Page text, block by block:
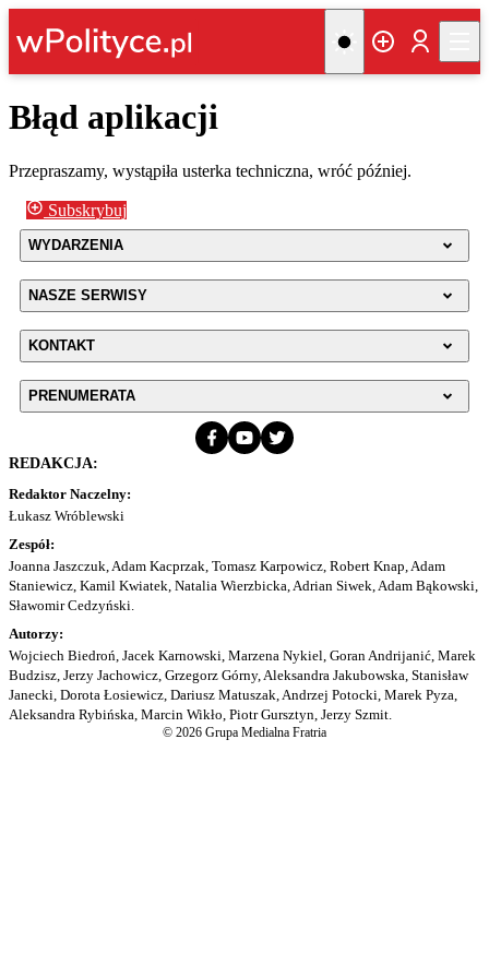
Błąd aplikacji
Przepraszamy, wystąpiła usterka techniczna, wróć później.
Subskrybuj
WYDARZENIA
NASZE SERWISY
KONTAKT
PRENUMERATA
REDAKCJA:
Redaktor Naczelny:
Łukasz Wróblewski
Zespół:
Joanna Jaszczuk, Adam Kacprzak, Tomasz Karpowicz, Robert Knap, Adam
Staniewicz, Kamil Kwiatek, Natalia Wierzbicka, Adrian Siwek, Adam Bąkowski,
Sławomir Cedzyński.
Autorzy:
Wojciech Biedroń, Jacek Karnowski, Marzena Nykiel, Goran Andrijanić, Marek
Budzisz, Jerzy Jachowicz, Grzegorz Górny, Aleksandra Jakubowska, Stanisław
Janecki, Dorota Łosiewicz, Dariusz Matuszak, Andrzej Potocki, Marek Pyza,
Aleksandra Rybińska, Marcin Wikło, Piotr Gursztyn, Jerzy Szmit.
© 2026 Grupa Medialna Fratria